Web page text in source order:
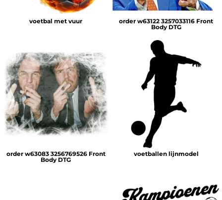
voetbal met vuur
order w63122 3257033116 Front
Body DTG
order w63083 3256769526 Front
Body DTG
voetballen lijnmodel